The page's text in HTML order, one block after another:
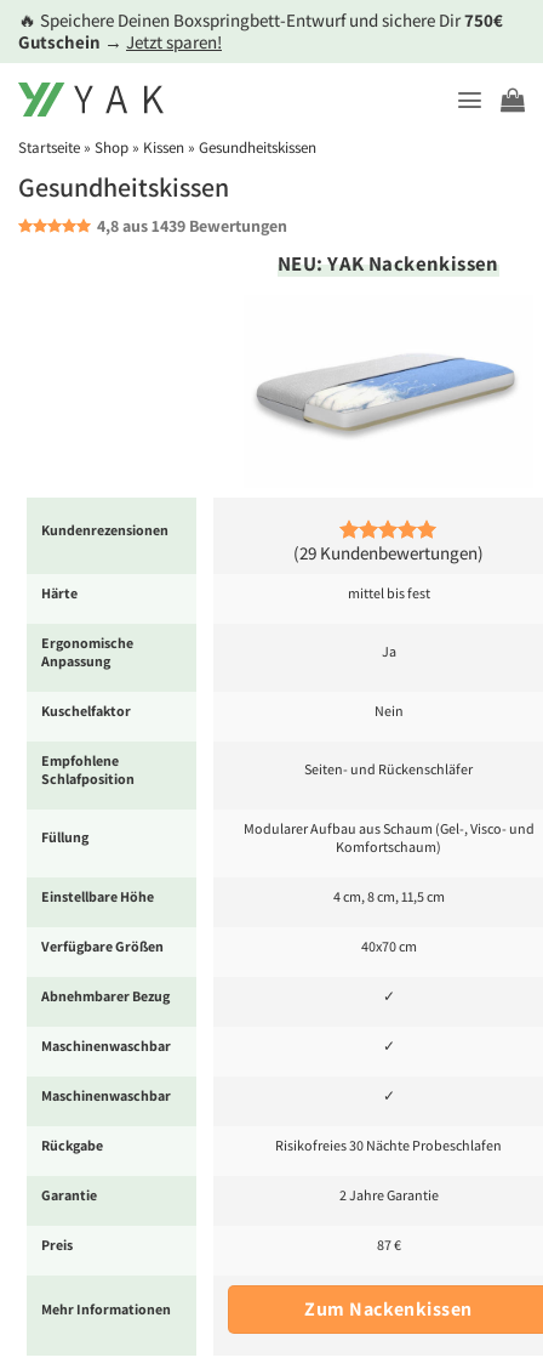
Zum
Inhalt
springen
🔥 Speichere Deinen Boxspringbett-Entwurf und sichere Dir750€
Gutschein → Jetzt sparen!
Gesundheitskissen
4,8 aus 1439 Bewertungen
Startseite » Shop » Kissen » Gesundheitskissen
NEU: YAK Nackenkissen
Kundenrezensionen
(29 Kundenbewertungen)
Härte mittel bis fest
Ergonomische
Anpassung
Ja
Kuschelfaktor Nein
Empfohlene
Schlafposition
Seiten- und Rückenschläfer
Füllung
Modularer Aufbau aus Schaum (Gel-, Visco- und
Komfortschaum)
Einstellbare Höhe 4 cm, 8 cm, 11,5 cm
Verfügbare Größen 40x70 cm
Abnehmbarer Bezug ✓
Maschinenwaschbar ✓
Maschinenwaschbar ✓
Rückgabe Risikofreies 30 Nächte Probeschlafen
Garantie 2 Jahre Garantie
Preis 87 €
Mehr Informationen Zum Nackenkissen